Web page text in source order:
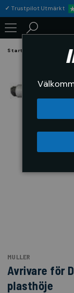
✓Trustpilot Utmärkt
Startsida
MULLER
Avrivare för
plasthöje